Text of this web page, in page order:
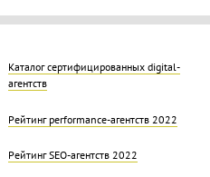
Каталог сертифицированных digital-
агентств
Рейтинг performance-агентств 2022
Рейтинг SEO-агентств 2022